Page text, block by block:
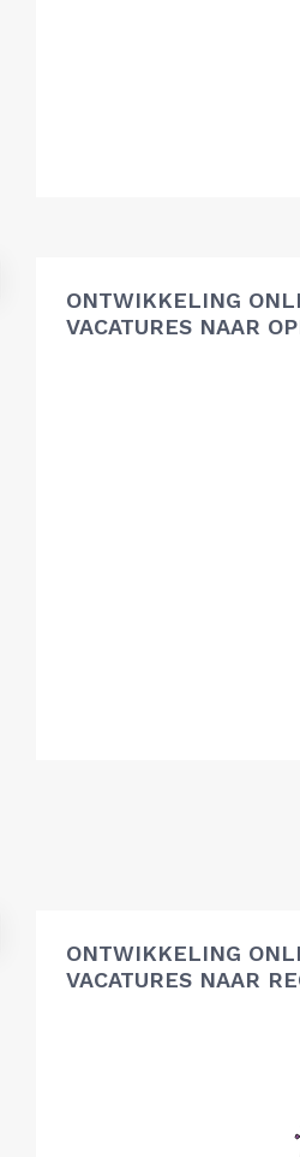
ONTWIKKELING
VACATURES NAAR
ONTWIKKELING
VACATURES NAAR